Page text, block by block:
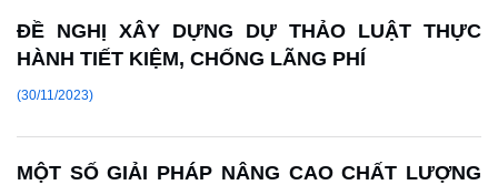
ĐỀ NGHỊ XÂY DỰNG DỰ THẢO LUẬT THỰC
HÀNH TIẾT KIỆM, CHỐNG LÃNG PHÍ
(30/11/2023)
MỘT SỐ GIẢI PHÁP NÂNG CAO CHẤT LƯỢNG